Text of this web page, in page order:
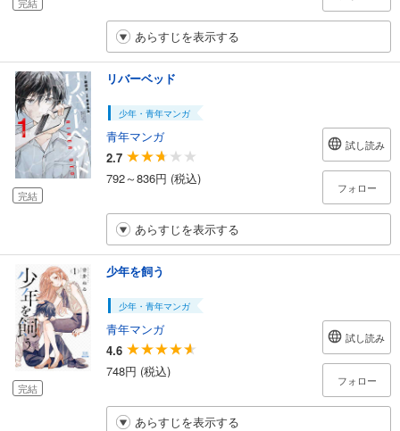
あらすじを表示する
完結
リバーベッド
少年・青年マンガ
青年マンガ
2.7
792～836円 (税込)
試し読み
フォロー
あらすじを表示する
完結
少年を飼う
少年・青年マンガ
青年マンガ
4.6
748円 (税込)
試し読み
フォロー
あらすじを表示する